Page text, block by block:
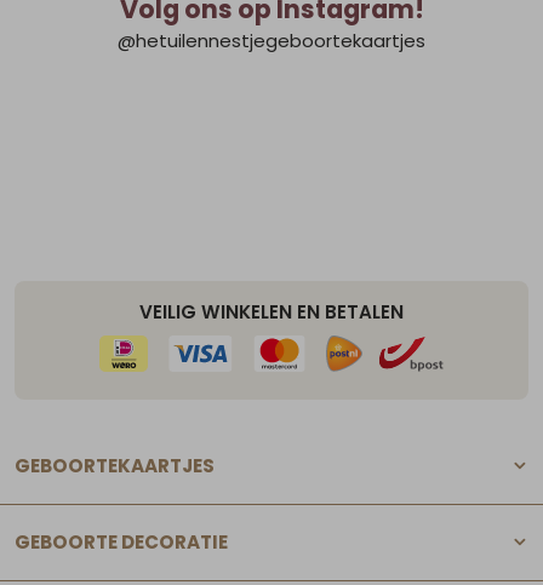
Volg ons op Instagram!
@hetuilennestjegeboortekaartjes
VEILIG WINKELEN EN BETALEN
GEBOORTEKAARTJES
GEBOORTE DECORATIE